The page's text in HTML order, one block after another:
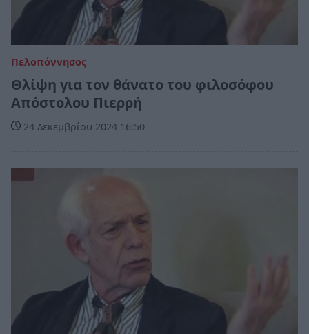
Πελοπόννησος
Θλίψη για τον θάνατο του φιλοσόφου
Απόστολου Πιερρή
24 Δεκεμβρίου 2024 16:50